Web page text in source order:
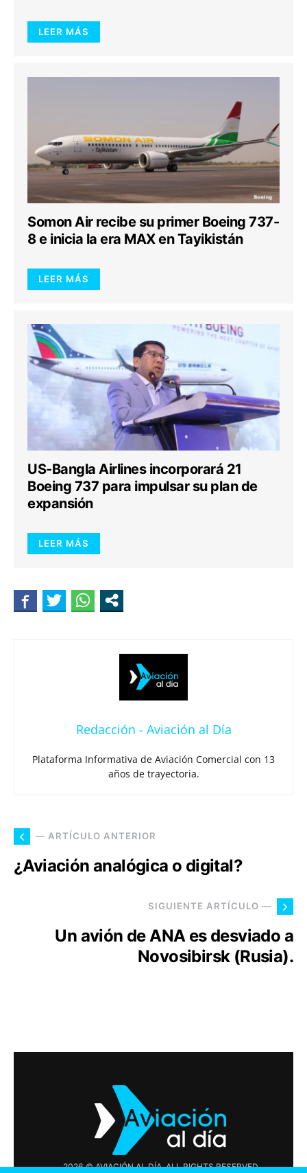
LEER MÁS
Somon Air recibe su primer Boeing 737-
8 e inicia la era MAX en Tayikistán
LEER MÁS
US-Bangla Airlines incorporará 21
Boeing 737 para impulsar su plan de
expansión
LEER MÁS
Redacción - Aviación al Día
Plataforma Informativa de Aviación Comercial con 13
años de trayectoria.
— ARTÍCULO ANTERIOR
¿Aviación analógica o digital?
SIGUIENTE ARTÍCULO —
Un avión de ANA es desviado a
Novosibirsk (Rusia).
2026 © AVIACIÓN AL DÍA. ALL RIGHTS RESERVED